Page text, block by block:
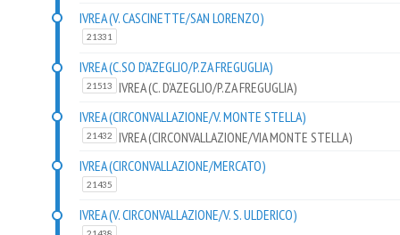
IVREA (V. CASCINETTE/SAN LORENZO)
21331
IVREA (C.SO D'AZEGLIO/P.ZA FREGUGLIA)
21513
IVREA (C. D'AZEGLIO/P.ZA FREGUGLIA)
IVREA (CIRCONVALLAZIONE/V. MONTE STELLA)
21432
IVREA (CIRCONVALLAZIONE/VIA MONTE STELLA)
IVREA (CIRCONVALLAZIONE/MERCATO)
21435
IVREA (V. CIRCONVALLAZIONE/V. S. ULDERICO)